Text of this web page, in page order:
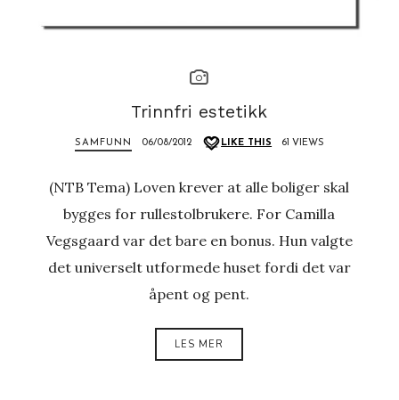
Trinnfri estetikk
SAMFUNN 06/08/2012 LIKE THIS 61 VIEWS
(NTB Tema) Loven krever at alle boliger skal
bygges for rullestolbrukere. For Camilla
Vegsgaard var det bare en bonus. Hun valgte
det universelt utformede huset fordi det var
åpent og pent.
LES MER